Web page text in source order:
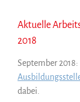
Aktuelle
2018
September
dabei.